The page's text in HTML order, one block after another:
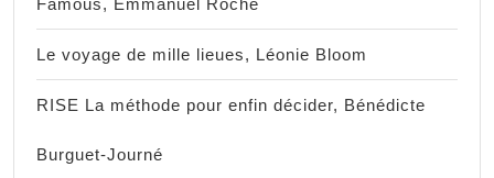
Famous, Emmanuel Roche
Le voyage de mille lieues, Léonie Bloom
RISE La méthode pour enfin décider, Bénédicte
Burguet-Journé